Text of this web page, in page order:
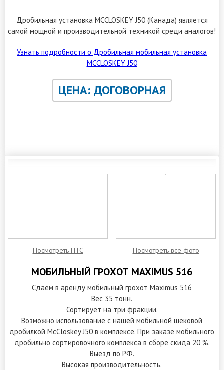
Дробильная установка MCCLOSKEY J50 (Канада) является
самой мощной и производительной техникой среди аналогов!
Узнать подробности о Дробильная мобильная установка
MCCLOSKEY J50
ЦЕНА: ДОГОВОРНАЯ
Посмотреть ПТС Посмотреть все фото
МОБИЛЬНЫЙ ГРОХОТ MAXIMUS 516
Сдаем в аренду мобильный грохот Maximus 516
Вес 35 тонн.
Сортирует на три фракции.
Возможно использование с нашей мобильной щековой
дробилкой McCloskey J50 в комплексе. При заказе мобильного
дробильно сортировочного комплекса в сборе скида 20 %.
Выезд по РФ.
Высокая производительность.